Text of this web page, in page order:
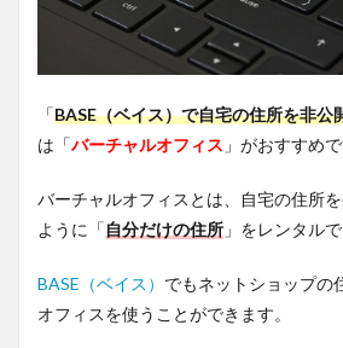
「BASE（ベイス）で自宅の住所を非公
は「バーチャルオフィス 」がおすすめで
バーチャルオフィスとは、自宅の住所
ように「自分だけの住所 」をレンタル
BASE（ベイス） でもネットショップの
オフィスを使うことができます。